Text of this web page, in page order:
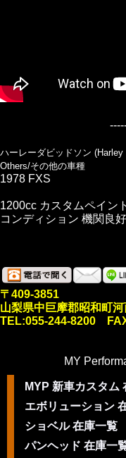
ハーレーダビッドソン (Harley
Others/その他の車種
1978 FXS
1200cc カスタムペイン
コンディション 機関良好
〒409-3851
山梨県中巨摩郡昭和町
TEL:055-244-8200
MY
MYP 新車カスタム
エボリューション
ショベル 在庫一覧
パンヘッド 在庫一